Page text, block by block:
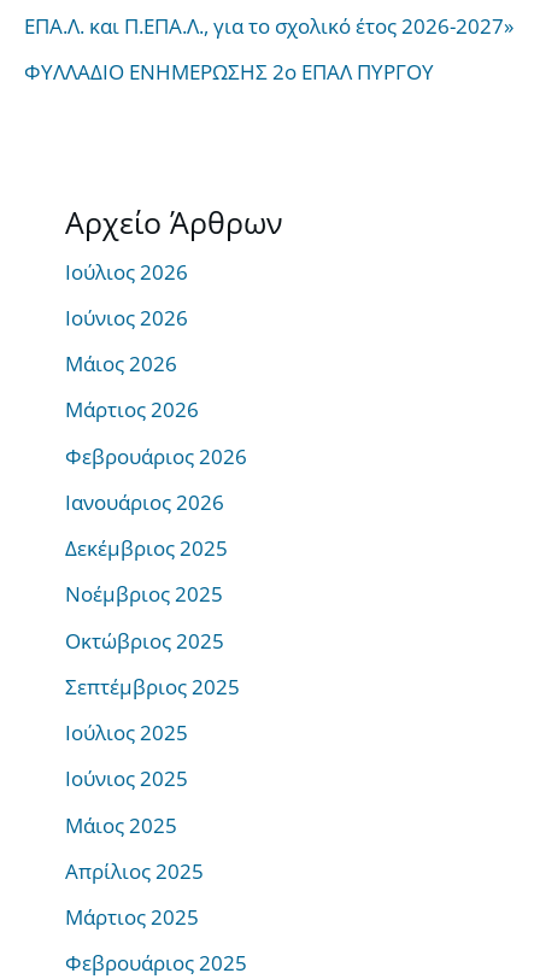
ΕΠΑ.Λ. και Π.ΕΠΑ.Λ., για το σχολικό έτος 2026-2027»
ΦΥΛΛΑΔΙΟ ΕΝΗΜΕΡΩΣΗΣ 2ο ΕΠΑΛ ΠΥΡΓΟΥ
Αρχείο Άρθρων
Ιούλιος 2026
Ιούνιος 2026
Μάιος 2026
Μάρτιος 2026
Φεβρουάριος 2026
Ιανουάριος 2026
Δεκέμβριος 2025
Νοέμβριος 2025
Οκτώβριος 2025
Σεπτέμβριος 2025
Ιούλιος 2025
Ιούνιος 2025
Μάιος 2025
Απρίλιος 2025
Μάρτιος 2025
Φεβρουάριος 2025